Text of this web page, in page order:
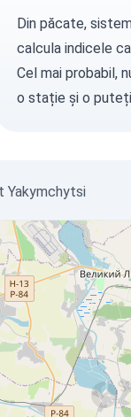
Din păcate,
calcula indicele
Cel mai probabil,
o stație și o
Yakymchytsi